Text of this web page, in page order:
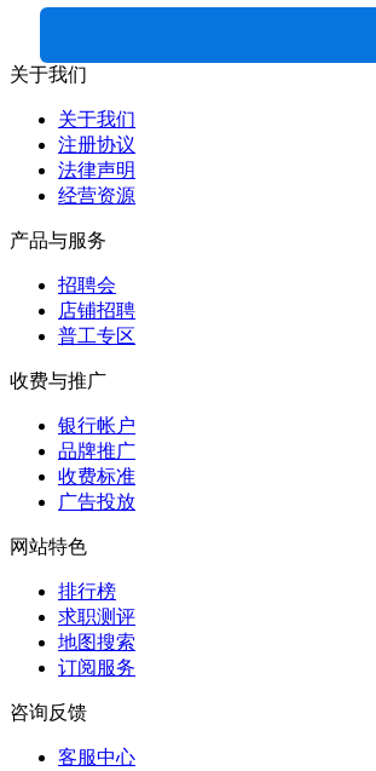
关于我们
关于我们
注册协议
法律声明
经营资源
产品与服务
招聘会
店铺招聘
普工专区
收费与推广
银行帐户
品牌推广
收费标准
广告投放
网站特色
排行榜
求职测评
地图搜索
订阅服务
咨询反馈
客服中心